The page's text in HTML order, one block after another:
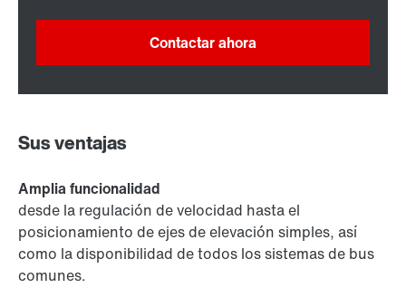
Contactar ahora
Sus ventajas
Amplia funcionalidad
desde la regulación de velocidad hasta el
posicionamiento de ejes de elevación simples, así
como la disponibilidad de todos los sistemas de bus
comunes.